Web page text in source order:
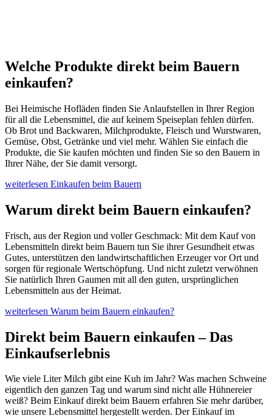
Welche Produkte direkt beim Bauern
einkaufen?
Bei Heimische Hofläden finden Sie Anlaufstellen in Ihrer Region
für all die Lebensmittel, die auf keinem Speiseplan fehlen dürfen.
Ob Brot und Backwaren, Milchprodukte, Fleisch und Wurstwaren,
Gemüse, Obst, Getränke und viel mehr. Wählen Sie einfach die
Produkte, die Sie kaufen möchten und finden Sie so den Bauern in
Ihrer Nähe, der Sie damit versorgt.
weiterlesen Einkaufen beim Bauern
Warum direkt beim Bauern einkaufen?
Frisch, aus der Region und voller Geschmack: Mit dem Kauf von
Lebensmitteln direkt beim Bauern tun Sie ihrer Gesundheit etwas
Gutes, unterstützen den landwirtschaftlichen Erzeuger vor Ort und
sorgen für regionale Wertschöpfung. Und nicht zuletzt verwöhnen
Sie natürlich Ihren Gaumen mit all den guten, ursprünglichen
Lebensmitteln aus der Heimat.
weiterlesen Warum beim Bauern einkaufen?
Direkt beim Bauern einkaufen – Das
Einkaufserlebnis
Wie viele Liter Milch gibt eine Kuh im Jahr? Was machen Schweine
eigentlich den ganzen Tag und warum sind nicht alle Hühnereier
weiß? Beim Einkauf direkt beim Bauern erfahren Sie mehr darüber,
wie unsere Lebensmittel hergestellt werden. Der Einkauf im